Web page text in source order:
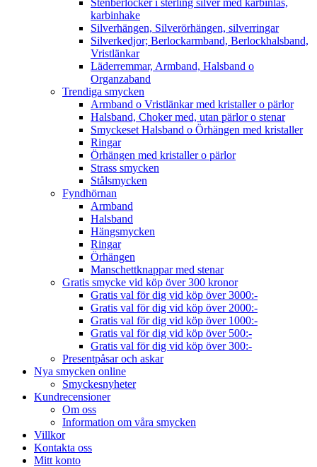
Stenberlocker i sterling silver med karbinlås,
karbinhake
Silverhängen, Silverörhängen, silverringar
Silverkedjor; Berlockarmband, Berlockhalsband,
Vristlänkar
Läderremmar, Armband, Halsband o
Organzaband
Trendiga smycken
Armband o Vristlänkar med kristaller o pärlor
Halsband, Choker med, utan pärlor o stenar
Smyckeset Halsband o Örhängen med kristaller
Ringar
Örhängen med kristaller o pärlor
Strass smycken
Stålsmycken
Fyndhörnan
Armband
Halsband
Hängsmycken
Ringar
Örhängen
Manschettknappar med stenar
Gratis smycke vid köp över 300 kronor
Gratis val för dig vid köp över 3000:-
Gratis val för dig vid köp över 2000:-
Gratis val för dig vid köp över 1000:-
Gratis val för dig vid köp över 500:-
Gratis val för dig vid köp över 300:-
Presentpåsar och askar
Nya smycken online
Smyckesnyheter
Kundrecensioner
Om oss
Information om våra smycken
Villkor
Kontakta oss
Mitt konto